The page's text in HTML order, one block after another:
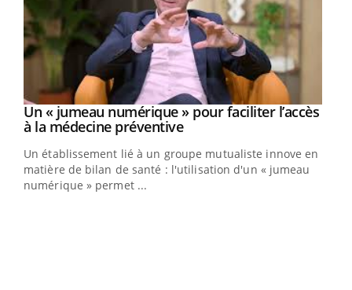
Youtube
Un « jumeau numérique » pour faciliter l’accès
à la médecine préventiveYoutube
Un établissement lié à un groupe mutualiste innove en
matière de bilan de santé : l'utilisation d'un « jumeau
numérique » permet ...